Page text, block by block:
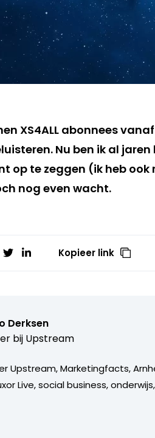
XS4ALL abonnees
Nu ben ik al
op te zeggen (ik heb
nog even wacht.
Kopieer link
Derksen
bij Upstream
Upstream, Marketingfacts,
Live, social business,